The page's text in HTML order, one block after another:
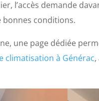
l’accès demande
conditions.
une page dédiée
climatisation à Générac